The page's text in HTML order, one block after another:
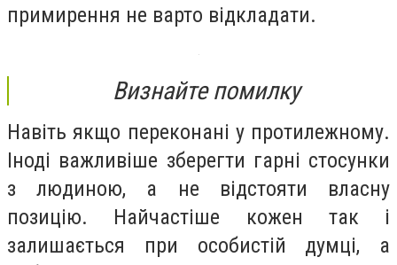
примирення не варто відкладати.
Визнайте помилку
Навіть якщо переконані у протилежному.
Іноді важливіше зберегти гарні стосунки
з людиною, а не відстояти власну
позицію. Найчастіше кожен так і
залишається при особистій думці, а